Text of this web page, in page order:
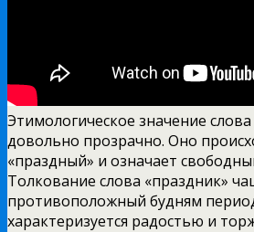
Этимологическое значение
довольно прозрачно. Оно
«праздный» и означает
Толкование слова «праздник»
противоположный будням
характеризуется радостью и